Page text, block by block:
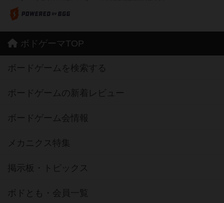
ボドゲーマTOP
ボードゲームを検索する
ボードゲームの新着レビュー
ボードゲーム会情報
メカニクス特集
掲示板・トピックス
ボドとも・会員一覧